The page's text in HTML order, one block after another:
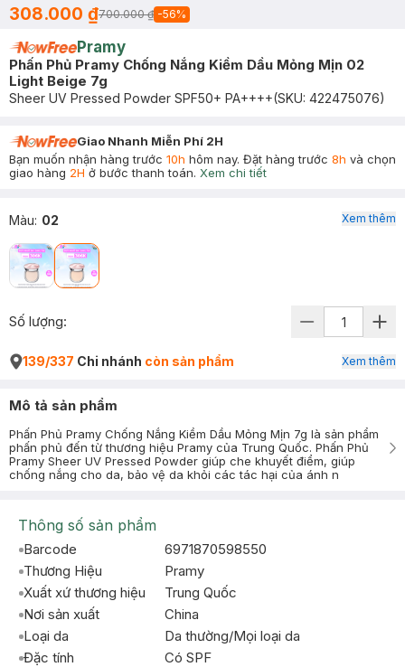
308.000 ₫700.000 ₫ -56%
Pramy
Phấn Phủ Pramy Chống Nắng Kiềm Dầu Mỏng Mịn 02
Light Beige 7g
Sheer UV Pressed Powder SPF50+ PA++++(SKU: 422475076)
Giao Nhanh Miễn Phí 2H
Bạn muốn nhận hàng trước 10h hôm nay. Đặt hàng trước 8h và chọn
giao hàng 2H ở bước thanh toán. Xem chi tiết
Màu: 02 Xem thêm
Số lượng:
139/337 Chi nhánh còn sản phẩm Xem thêm
Mô tả sản phẩm
Phấn Phủ Pramy Chống Nắng Kiềm Dầu Mỏng Mịn 7g là sản phẩm
phấn phủ đến từ thương hiệu Pramy của Trung Quốc. Phấn Phủ
Pramy Sheer UV Pressed Powder giúp che khuyết điểm, giúp
chống nắng cho da, bảo vệ da khỏi các tác hại của ánh n
Thông số sản phẩm
Barcode
6971870598550
Thương Hiệu
Pramy
Xuất xứ thương hiệu
Trung Quốc
Nơi sản xuất
China
Loại da
Da thường/Mọi loại da
Đặc tính
Có SPF